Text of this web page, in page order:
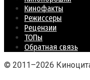
Кинофакты
Режиссеры
Рецензии
ТОПы
Обратная связь
© 2011–2026